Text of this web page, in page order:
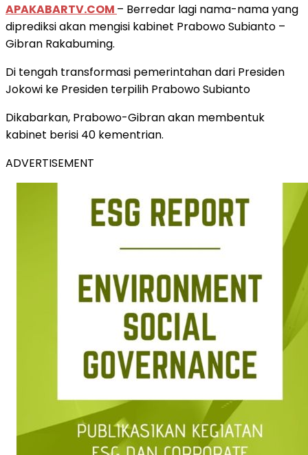
APAKABARTV.COM – Berredar lagi nama-nama yang
diprediksi akan mengisi kabinet Prabowo Subianto –
Gibran Rakabuming.
Di tengah transformasi pemerintahan dari Presiden
Jokowi ke Presiden terpilih Prabowo Subianto
Dikabarkan, Prabowo-Gibran akan membentuk
kabinet berisi 40 kementrian.
ADVERTISEMENT